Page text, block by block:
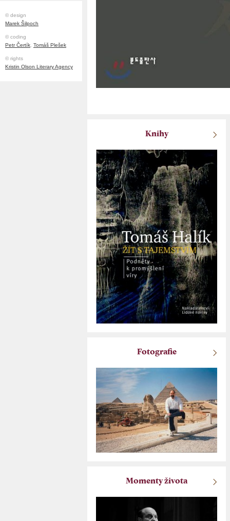
© design
Marek Šilpoch
© coding
Petr Čertík, Tomáš Plešek
© rights
Kristin Olson Literary Agency
Knihy
Fotografie
Momenty života